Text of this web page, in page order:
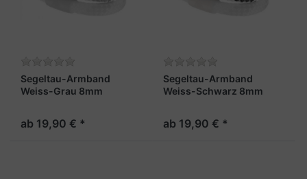
Segeltau-Armband
Weiss-Grau 8mm
ab 19,90 € *
Segeltau-Armband
Weiss-Schwarz 8mm
ab 19,90 € *